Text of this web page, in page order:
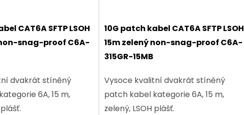
CAT6A SFTP LSOH
snag-proof C6A-
dvakrát stíněný
6A, 15 m,
10G patch kabel CAT6A SFTP LSOH
15m zelený non-snag-proof C6A-
315GR-15MB
Vysoce kvalitní dvakrát stíněný
patch kabel kategorie 6A, 15 m,
zelený, LSOH plášť.